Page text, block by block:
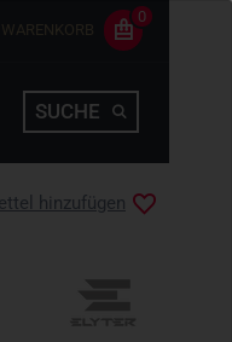
WARENKORB
0
SUCHE
hinzufügen